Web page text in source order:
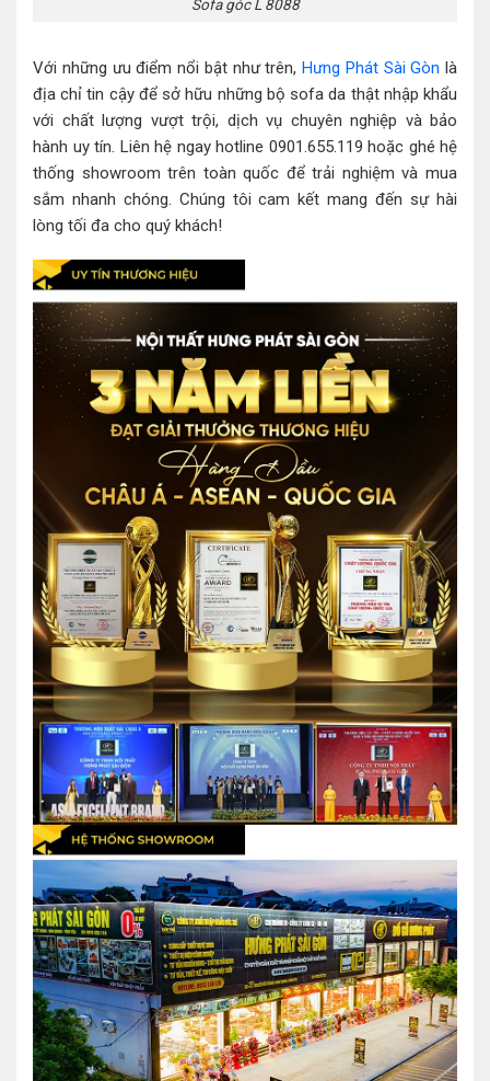
Sofa góc L 8088
Với những ưu điểm nổi bật như trên, Hưng Phát Sài Gòn là
địa chỉ tin cậy để sở hữu những bộ sofa da thật nhập khẩu
với chất lượng vượt trội, dịch vụ chuyên nghiệp và bảo
hành uy tín. Liên hệ ngay hotline 0901.655.119 hoặc ghé hệ
thống showroom trên toàn quốc để trải nghiệm và mua
sắm nhanh chóng. Chúng tôi cam kết mang đến sự hài
lòng tối đa cho quý khách!